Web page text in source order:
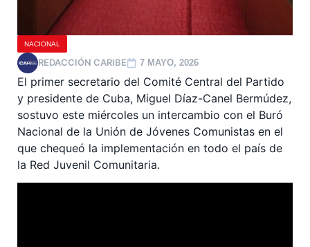
NACIONAL
REDACCIÓN CARIBE 7 MAYO, 2026
El primer secretario del Comité Central del Partido
y presidente de Cuba, Miguel Díaz-Canel Bermúdez,
sostuvo este miércoles un intercambio con el Buró
Nacional de la Unión de Jóvenes Comunistas en el
que chequeó la implementación en todo el país de
la Red Juvenil Comunitaria.